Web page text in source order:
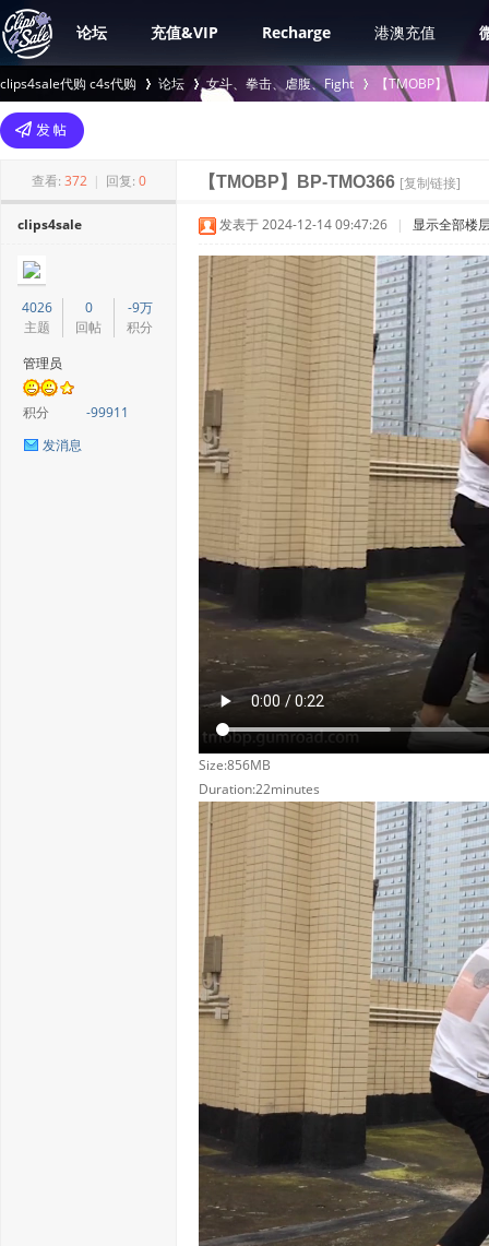
论坛 充值&VIP Recharge 港澳充值
clips4sale代购 c4s代购
>
论坛 女斗、拳击、虐腹、Fight
›
【TMOBP】
查看: 372 | 回复: 0 【TMOBP】BP-TMO366 [复制链接]
clips4sale
4026
主题
0
回帖
-9万
积分
管理员
积分
-99911
发消息
发表于 2024-12-14 09:47:26 | 显示全部楼
Size:856MB
Duration:22minutes